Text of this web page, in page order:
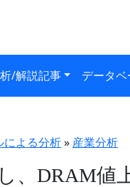
/解説記事 データベ
による分析» 産業分析
、DRAM値